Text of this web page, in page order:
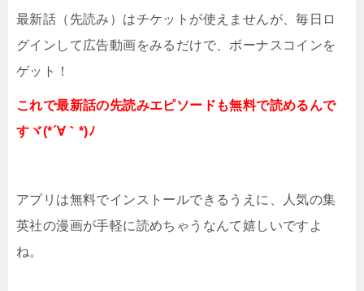
最新話（先読み）はチケットが使えませんが、毎日ロ
グインして広告動画をみるだけで、ボーナスコインを
ゲット！
これで最新話の先読みエピソードも無料で読めるんで
すヾ(*´∀｀*)ﾉ
アプリは無料でインストールできるうえに、人気の集
英社の漫画が手軽に読めちゃうなんて嬉しいですよ
ね。